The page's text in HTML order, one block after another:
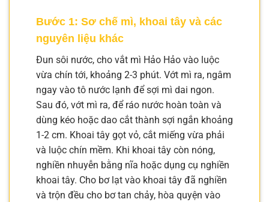
Bước 1: Sơ chế mì, khoai tây và các
nguyên liệu khác
Đun sôi nước, cho vắt mì Hảo Hảo vào luộc
vừa chín tới, khoảng 2-3 phút. Vớt mì ra, ngâm
ngay vào tô nước lạnh để sợi mì dai ngon.
Sau đó, vớt mì ra, để ráo nước hoàn toàn và
dùng kéo hoặc dao cắt thành sợi ngắn khoảng
1-2 cm. Khoai tây gọt vỏ, cắt miếng vừa phải
và luộc chín mềm. Khi khoai tây còn nóng,
nghiền nhuyễn bằng nĩa hoặc dụng cụ nghiền
khoai tây. Cho bơ lạt vào khoai tây đã nghiền
và trộn đều cho bơ tan chảy, hòa quyện vào